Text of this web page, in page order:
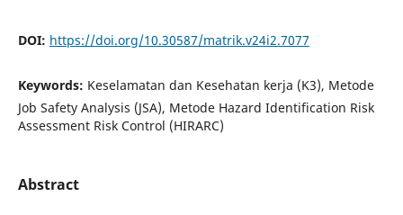
DOI: https://doi.org/10.30587/matrik.v24i2.7077
Keywords: Keselamatan dan Kesehatan kerja (K3), Metode
Job Safety Analysis (JSA), Metode Hazard Identification Risk
Assessment Risk Control (HIRARC)
Abstract